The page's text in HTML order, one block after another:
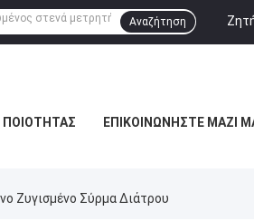
Αναζήτηση
ΠΟΙΌΤΗΤΑΣ ΕΠΙΚΟΙΝΩΝΉΣΤΕ ΜΑΖΊ
Ζυγισμένο Σύρμα Διάτρου